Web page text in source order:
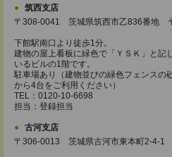
筑西支店
〒308-0041 茨城県筑西市乙836番地
下館駅南口より徒歩1分。
建物の屋上看板に緑色で「ＹＳＫ」と記
いるビルの1階です。
駐車場あり（建物並びの緑色フェンスの
から4台をご利用ください）
TEL：0120-10-6698
担当：登録担当
古河支店
〒306-0013 茨城県古河市東本町2-4-1